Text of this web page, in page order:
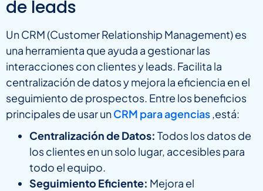
de leads
Un CRM (Customer Relationship Management) es
una herramienta que ayuda a gestionar las
interacciones con clientes y leads. Facilita la
centralización de datos y mejora la eficiencia en el
seguimiento de prospectos. Entre los beneficios
principales de usar unCRM para agencias,está:
Centralización de Datos: Todos los datos de
los clientes en un solo lugar, accesibles para
todo el equipo.
Seguimiento Eficiente: Mejora el